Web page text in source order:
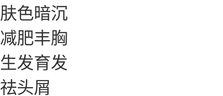
肤色暗沉
减肥丰胸
生发育发
祛头屑